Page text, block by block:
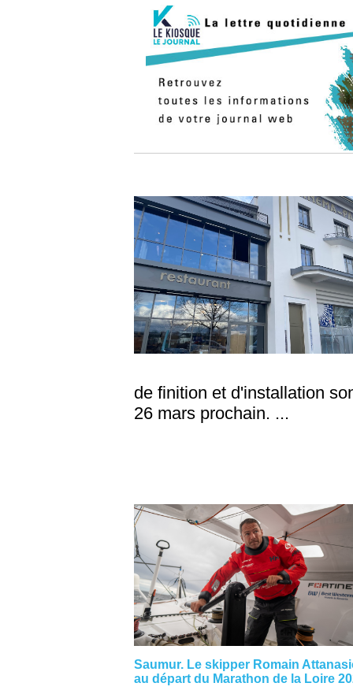
de finition et d'installation
26 mars prochain. ...
Saumur. Le skipper Romain
au départ du Marathon de la Loire